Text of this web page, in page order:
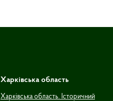
Харківська область
Харківська область. Історичний